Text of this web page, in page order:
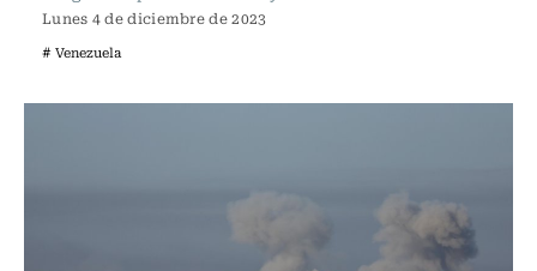
Lunes 4 de diciembre de 2023
# Venezuela